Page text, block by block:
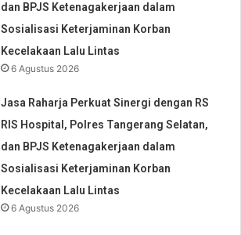
dan BPJS Ketenagakerjaan dalam
Sosialisasi Keterjaminan Korban
Kecelakaan Lalu Lintas
6 Agustus 2026
Jasa Raharja Perkuat Sinergi dengan RS
RIS Hospital, Polres Tangerang Selatan,
dan BPJS Ketenagakerjaan dalam
Sosialisasi Keterjaminan Korban
Kecelakaan Lalu Lintas
6 Agustus 2026